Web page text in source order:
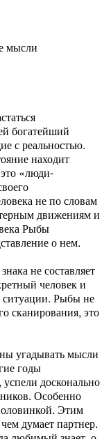
мысли
богатейший
с реальностью.
находит
«люди-
не по словам
движениям и
Рыбы
о нем.
не составляет
человек и
Рыбы не
сканирования, это
угадывать мысли
годы
досконально
Особенно
Этим
думает партнер.